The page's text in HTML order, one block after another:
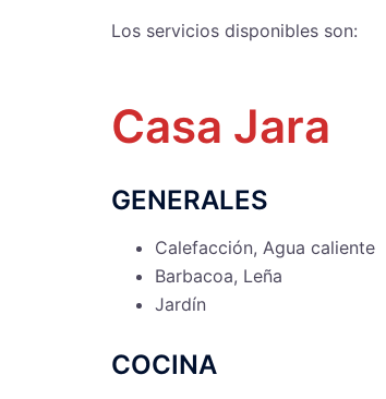
Los servicios disponibles son:
Casa Jara
GENERALES
Calefacción, Agua caliente
Barbacoa, Leña
Jardín
COCINA